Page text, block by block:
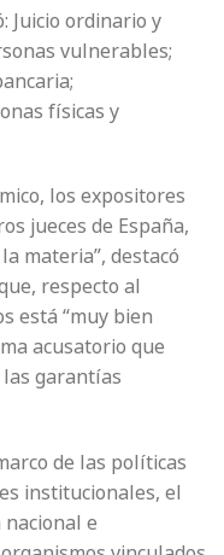
Juicio ordinario y
vulnerables;
físicas y
los expositores
jueces de España,
materia”, destacó
respecto al
está “muy bien
acusatorio que
garantías
de las políticas
institucionales, el
e